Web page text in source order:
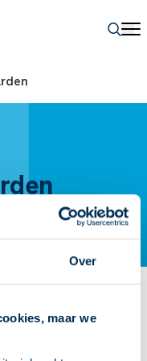
Over
maar we